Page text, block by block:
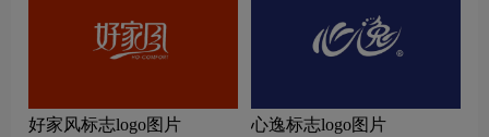
好家风标志logo图片 心逸标志logo图片